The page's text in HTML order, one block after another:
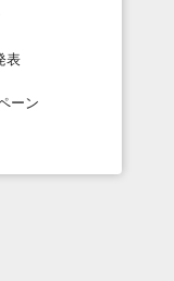
表
ーン